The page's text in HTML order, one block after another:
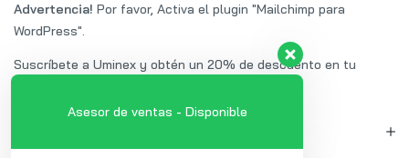
Advertencia! Por favor, Activa el plugin "Mailchimp para
WordPress".
Suscríbete a Uminex y obtén un 20% de descuento en tu
Asesor de ventas - Disponible